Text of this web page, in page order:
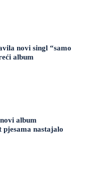
novi singl “samo
album
album
pjesama nastajalo